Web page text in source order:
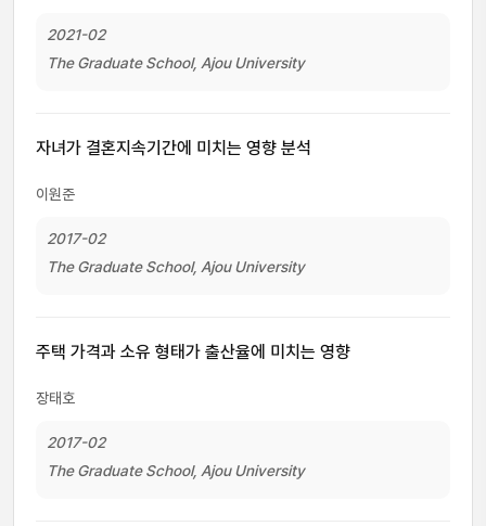
2021-02
The Graduate School, Ajou University
자녀가 결혼지속기간에 미치는 영향 분석
이원준
2017-02
The Graduate School, Ajou University
주택 가격과 소유 형태가 출산율에 미치는 영향
장태호
2017-02
The Graduate School, Ajou University